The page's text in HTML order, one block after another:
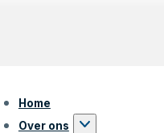
Home
Over ons